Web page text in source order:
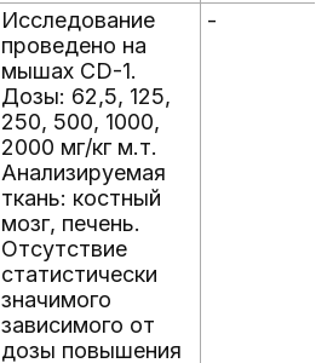
Исследование
проведено на
мышах CD-1.
Дозы: 62,5, 125,
250, 500, 1000,
2000 мг/кг м.т.
Анализируемая
ткань: костный
мозг, печень.
Отсутствие
статистически
значимого
зависимого от
дозы повышения
-